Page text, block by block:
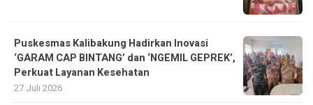
Puskesmas Kalibakung Hadirkan Inovasi
‘GARAM CAP BINTANG’ dan ‘NGEMIL GEPREK’,
Perkuat Layanan Kesehatan
27 Juli 2026